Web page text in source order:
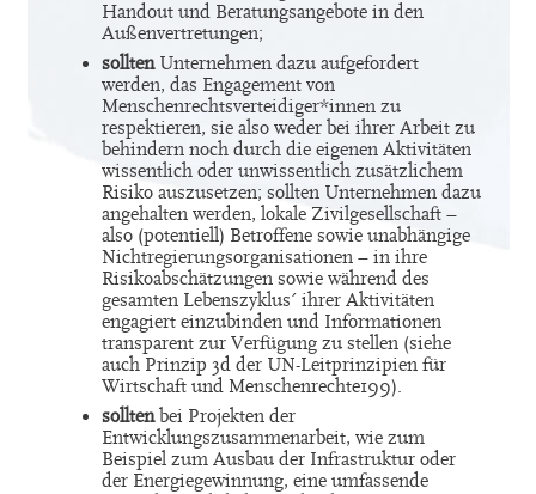
Handout und Beratungsangebote in den
Außenvertretungen;
solltenUnternehmen dazu aufgefordert
werden, das Engagement von
Menschenrechtsverteidiger*innen zu
respektieren, sie also weder bei ihrer Arbeit zu
behindern noch durch die eigenen Aktivitäten
wissentlich oder unwissentlich zusätzlichem
Risiko auszusetzen; sollten Unternehmen dazu
angehalten werden, lokale Zivilgesellschaft –
also (potentiell) Betroffene sowie unabhängige
Nichtregierungsorganisationen – in ihre
Risikoabschätzungen sowie während des
gesamten Lebenszyklus´ ihrer Aktivitäten
engagiert einzubinden und Informationen
transparent zur Verfügung zu stellen (siehe
auch Prinzip 3d der UN-Leitprinzipien für
Wirtschaft und Menschenrechte199).
solltenbei Projekten der
Entwicklungszusammenarbeit, wie zum
Beispiel zum Ausbau der Infrastruktur oder
der Energiegewinnung, eine umfassende